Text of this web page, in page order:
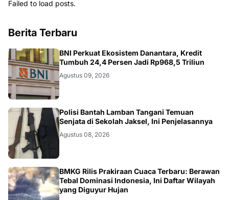
Failed to load posts.
Berita Terbaru
BNI
BNI Perkuat Ekosistem Danantara, Kredit
Tumbuh 24,4 Persen Jadi Rp968,5 Triliun
Agustus 09, 2026
JAKSEL
Polisi Bantah Lamban Tangani Temuan
Senjata di Sekolah Jaksel, Ini Penjelasannya
Agustus 08, 2026
NASIONAL
BMKG Rilis Prakiraan Cuaca Terbaru: Berawan
Tebal Dominasi Indonesia, Ini Daftar Wilayah
yang Diguyur Hujan